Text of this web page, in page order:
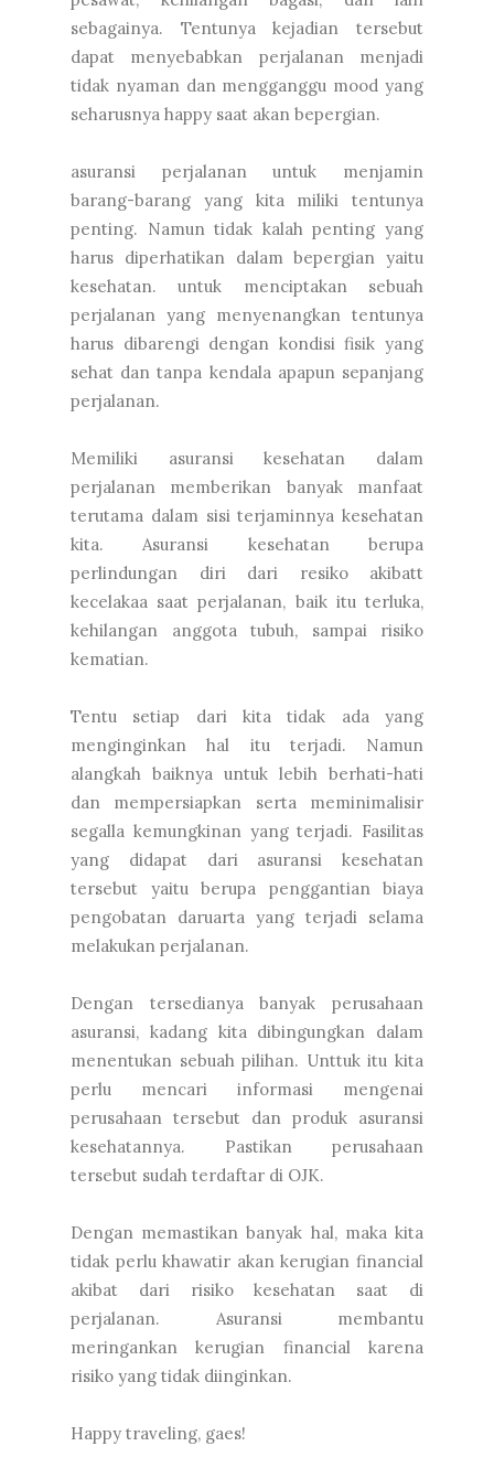
sebagainya. Tentunya kejadian tersebut
dapat menyebabkan perjalanan menjadi
tidak nyaman dan mengganggu mood yang
seharusnya happy saat akan bepergian.
asuransi perjalanan untuk menjamin
barang-barang yang kita miliki tentunya
penting. Namun tidak kalah penting yang
harus diperhatikan dalam bepergian yaitu
kesehatan. untuk menciptakan sebuah
perjalanan yang menyenangkan tentunya
harus dibarengi dengan kondisi fisik yang
sehat dan tanpa kendala apapun sepanjang
perjalanan.
Memiliki asuransi kesehatan dalam
perjalanan memberikan banyak manfaat
terutama dalam sisi terjaminnya kesehatan
kita. Asuransi kesehatan berupa
perlindungan diri dari resiko akibatt
kecelakaa saat perjalanan, baik itu terluka,
kehilangan anggota tubuh, sampai risiko
kematian.
Tentu setiap dari kita tidak ada yang
menginginkan hal itu terjadi. Namun
alangkah baiknya untuk lebih berhati-hati
dan mempersiapkan serta meminimalisir
segalla kemungkinan yang terjadi. Fasilitas
yang didapat dari asuransi kesehatan
tersebut yaitu berupa penggantian biaya
pengobatan daruarta yang terjadi selama
melakukan perjalanan.
Dengan tersedianya banyak perusahaan
asuransi, kadang kita dibingungkan dalam
menentukan sebuah pilihan. Unttuk itu kita
perlu mencari informasi mengenai
perusahaan tersebut dan produk asuransi
kesehatannya. Pastikan perusahaan
tersebut sudah terdaftar di OJK.
Dengan memastikan banyak hal, maka kita
tidak perlu khawatir akan kerugian financial
akibat dari risiko kesehatan saat di
perjalanan. Asuransi membantu
meringankan kerugian financial karena
risiko yang tidak diinginkan.
Happy traveling, gaes!